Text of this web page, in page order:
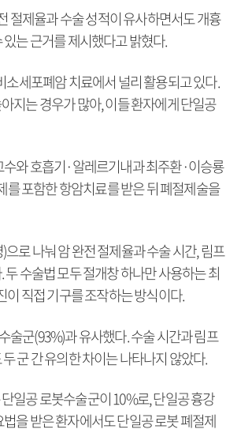
절제율과 수술 성적이 유사하면서도 개흉
는 근거를 제시했다고 밝혔다.
세포폐암 치료에서 널리 활용되고 있다.
지는 경우가 많아, 이들 환자에게 단일공
와 호흡기·알레르기내과 최주환·이승룡
포함한 항암치료를 받은 뒤 폐절제술을
로 나눠 암 완전 절제율과 수술 시간, 림프
수술법 모두 절개창 하나만 사용하는 최
직접 기구를 조작하는 방식이다.
술군(93%)과 유사했다. 수술 시간과 림프
군 간 유의한 차이는 나타나지 않았다.
일공 로봇수술군이 10%로, 단일공 흉강
을 받은 환자에서도 단일공 로봇 폐절제